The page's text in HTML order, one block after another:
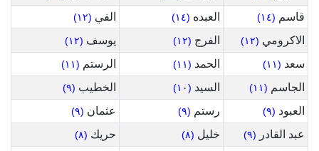
قاسم (١٤) العبده (١٤) الفي (١٢)
الاكرومي (١٢) الفرج (١٢) يوسف (١٢)
سعد (١١) الحمد (١١) الرستم (١١)
الجاسم (١١) السيد (١٠) الخطيب (٩)
العبود (٩) رستم (٩) عثمان (٩)
عبد القادر (٩) خليل (٨) حريك (٨)